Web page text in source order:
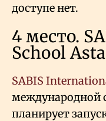
доступе нет.
4 место.
School
SABIS
международной
планирует